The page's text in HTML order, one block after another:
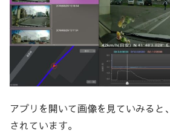
アプリを開いて画像を見ていみると
されています。